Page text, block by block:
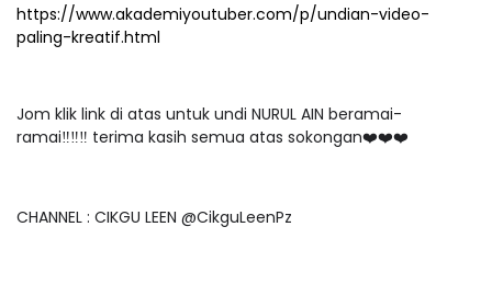
https://www.akademiyoutuber.com/p/undian-video-
paling-kreatif.html
Jom klik link di atas untuk undi NURUL AIN beramai-
ramai‼️‼️‼️ terima kasih semua atas sokongan❤️❤️❤️
CHANNEL : CIKGU LEEN @CikguLeenPz